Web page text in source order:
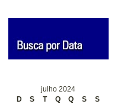
julho 2024
D
S T Q Q S
S